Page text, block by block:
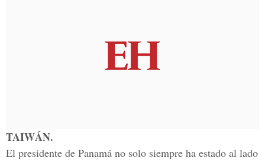
TAIWÁN.
El presidente de Panamá no solo siempre ha estado al lado